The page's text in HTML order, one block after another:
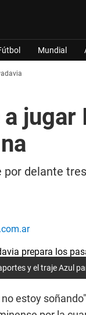
Mundial
delante
y el traje Azul
estoy